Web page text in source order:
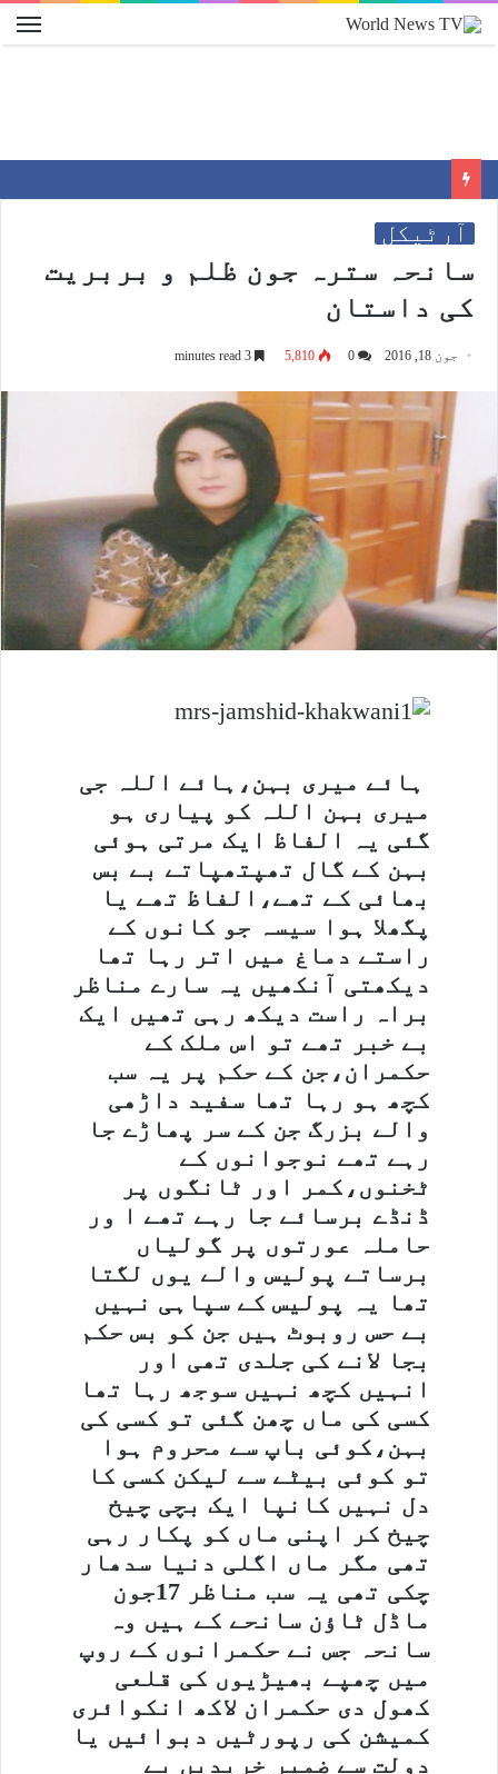
آرٹیکل
سانحہ سترہ جون ظلم و بربریت
کی داستان
جون 18, 2016 5,810
ہائے میری بہن،ہائے اللہ جی
میری بہن اللہ کو پیاری ہو
گئی یہ الفاظ ایک مرتی ہوئی
بہن کے گال تھپتھپاتے بے بس
بھائی کے تھے،الفاظ تھے یا
پگھلا ہوا سیسہ جو کانوں کے
راستے دماغ میں اتر رہا تھا
دیکھتی آنکھیں یہ سارے مناظر
براہ راست دیکھ رہی تھیں ایک
بے خبر تھے تو اس ملک کے
حکمران،جن کے حکم پر یہ سب
کچھ ہو رہا تھا سفید داڑھی
والے بزرگ جن کے سر پھاڑے جا
رہے تھے نوجوانوں کے
ٹخنوں،کمر اور ٹانگوں پر
ڈنڈے برسائے جا رہے تھے ا ور
حاملہ عورتوں پر گولیاں
برساتے پولیس والے یوں لگتا
تھا یہ پولیس کے سپاہی نہیں
بے حس روبوٹ ہیں جن کو بس حکم
بجا لانے کی جلدی تھی اور
انہیں کچھ نہیں سوجھ رہا تھا
کسی کی ماں چھن گئی تو کسی کی
بہن،کوئی باپ سے محروم ہوا
تو کوئی بیٹے سے لیکن کسی کا
دل نہیں کانپا ایک بچی چیخ
چیخ کر اپنی ماں کو پکار رہی
تھی مگر ماں اگلی دنیا سدھار
چکی تھی یہ سب مناظر 17جون
ماڈل ٹاؤن سانحے کے ہیں وہ
سانحہ جس نے حکمرانوں کے روپ
میں چھپے بھیڑیوں کی قلعی
کھول دی حکمران لاکھ انکوائری
کمیشن کی رپورٹیں دبوائیں یا
دولت سے ضمیر خریدیں بے